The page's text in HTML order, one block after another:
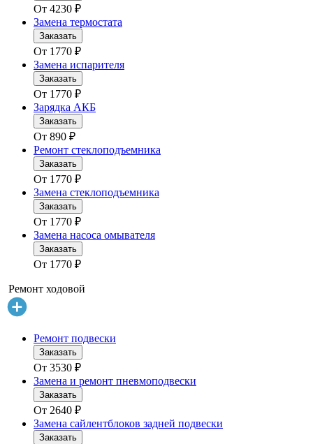
От 4230 ₽
Замена термостата
Заказать
От 1770 ₽
Замена испарителя
Заказать
От 1770 ₽
Зарядка АКБ
Заказать
От 890 ₽
Ремонт стеклоподъемника
Заказать
От 1770 ₽
Замена стеклоподъемника
Заказать
От 1770 ₽
Замена насоса омывателя
Заказать
От 1770 ₽
Ремонт ходовой
Ремонт подвески
Заказать
От 3530 ₽
Замена и ремонт пневмоподвески
Заказать
От 2640 ₽
Замена сайлентблоков задней подвески
Заказать